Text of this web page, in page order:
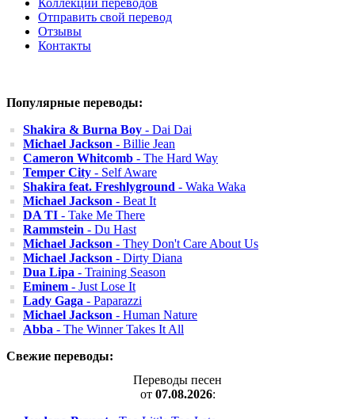
Коллекции переводов
Отправить свой перевод
Отзывы
Контакты
Популярные переводы:
Shakira & Burna Boy - Dai Dai
Michael Jackson - Billie Jean
Cameron Whitcomb - The Hard Way
Temper City - Self Aware
Shakira feat. Freshlyground - Waka Waka
Michael Jackson - Beat It
DA TI - Take Me There
Rammstein - Du Hast
Michael Jackson - They Don't Care About Us
Michael Jackson - Dirty Diana
Dua Lipa - Training Season
Eminem - Just Lose It
Lady Gaga - Paparazzi
Michael Jackson - Human Nature
Abba - The Winner Takes It All
Свежие переводы:
Переводы песен
от 07.08.2026: